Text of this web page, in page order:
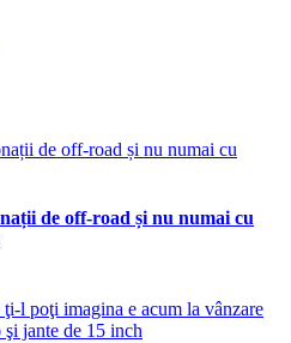
de off-road și nu numai cu